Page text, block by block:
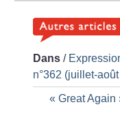
Dans /
n°362 (juillet-
« Great Again